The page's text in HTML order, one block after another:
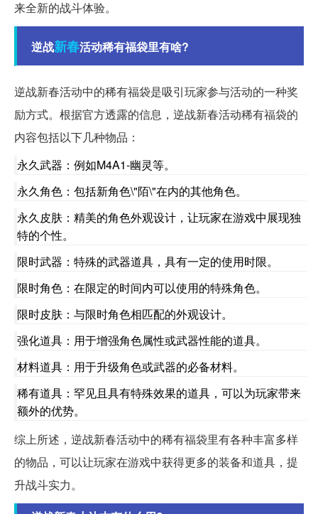
来全新的战斗体验。
逆战新春活动稀有福袋里有啥?
逆战新春活动中的稀有福袋是吸引玩家参与活动的一种奖
励方式。根据官方透露的信息，逆战新春活动稀有福袋的
内容包括以下几种物品：
永久武器：例如M4A1-幽灵等。
永久角色：包括新角色\"陌\"在内的其他角色。
永久皮肤：精美的角色外观设计，让玩家在游戏中展现独
特的个性。
限时武器：特殊的武器道具，具有一定的使用时限。
限时角色：在限定的时间内可以使用的特殊角色。
限时皮肤：与限时角色相匹配的外观设计。
强化道具：用于增强角色属性或武器性能的道具。
材料道具：用于升级角色或武器的必备材料。
稀有道具：罕见且具有特殊效果的道具，可以为玩家带来
额外的优势。
综上所述，逆战新春活动中的稀有福袋里有各种丰富多样
的物品，可以让玩家在游戏中获得更多的装备和道具，提
升战斗实力。